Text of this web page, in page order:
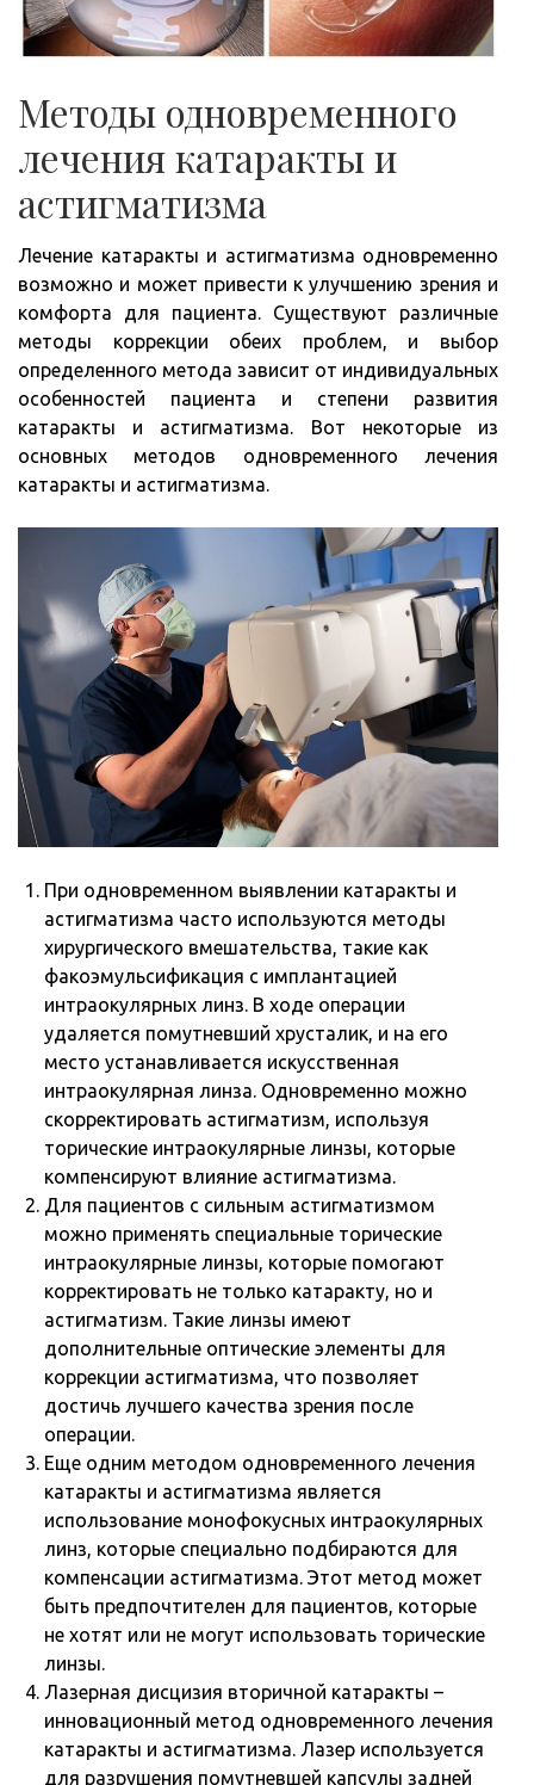
Методы одновременного
лечения катаракты и
астигматизма
Лечение катаракты и астигматизма одновременно
возможно и может привести к улучшению зрения и
комфорта для пациента. Существуют различные
методы коррекции обеих проблем, и выбор
определенного метода зависит от индивидуальных
особенностей пациента и степени развития
катаракты и астигматизма. Вот некоторые из
основных методов одновременного лечения
катаракты и астигматизма.
При одновременном выявлении катаракты и
астигматизма часто используются методы
хирургического вмешательства, такие как
факоэмульсификация с имплантацией
интраокулярных линз. В ходе операции
удаляется помутневший хрусталик, и на его
место устанавливается искусственная
интраокулярная линза. Одновременно можно
скорректировать астигматизм, используя
торические интраокулярные линзы, которые
компенсируют влияние астигматизма.
Для пациентов с сильным астигматизмом
можно применять специальные торические
интраокулярные линзы, которые помогают
корректировать не только катаракту, но и
астигматизм. Такие линзы имеют
дополнительные оптические элементы для
коррекции астигматизма, что позволяет
достичь лучшего качества зрения после
операции.
Еще одним методом одновременного лечения
катаракты и астигматизма является
использование монофокусных интраокулярных
линз, которые специально подбираются для
компенсации астигматизма. Этот метод может
быть предпочтителен для пациентов, которые
не хотят или не могут использовать торические
линзы.
Лазерная дисцизия вторичной катаракты –
инновационный метод одновременного лечения
катаракты и астигматизма. Лазер используется
для разрушения помутневшей капсулы задней